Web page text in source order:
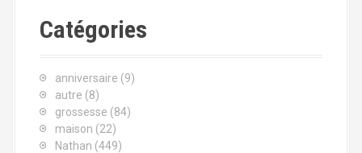
Catégories
anniversaire (9)
autre (8)
grossesse (84)
maison (22)
Nathan (449)